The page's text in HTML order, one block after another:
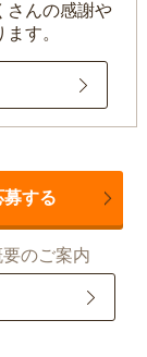
さんの感謝や
す。
する
のご案内